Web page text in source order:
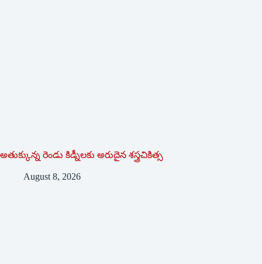
అతుక్కున్న రెండు కిడ్నీలకు అరుదైన శస్త్రచికిత్స
August 8, 2026